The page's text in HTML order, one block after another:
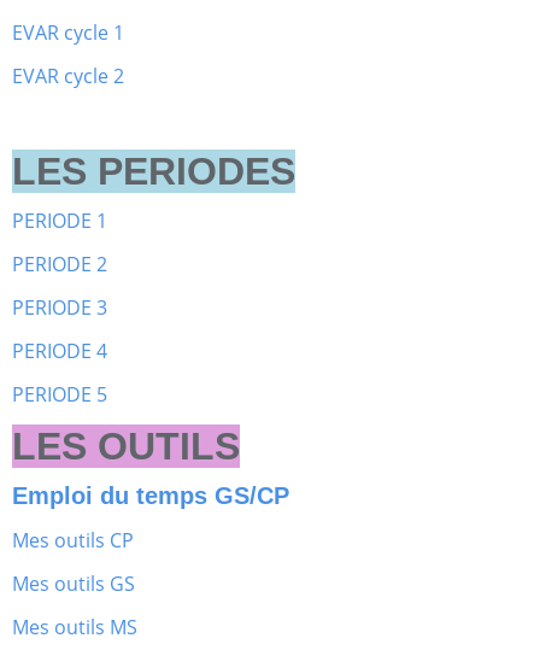
EVAR cycle 1
EVAR cycle 2
LES PERIODES
PERIODE 1
PERIODE 2
PERIODE 3
PERIODE 4
PERIODE 5
LES OUTILS
Emploi du temps GS/CP
Mes outils CP
Mes outils GS
Mes outils MS